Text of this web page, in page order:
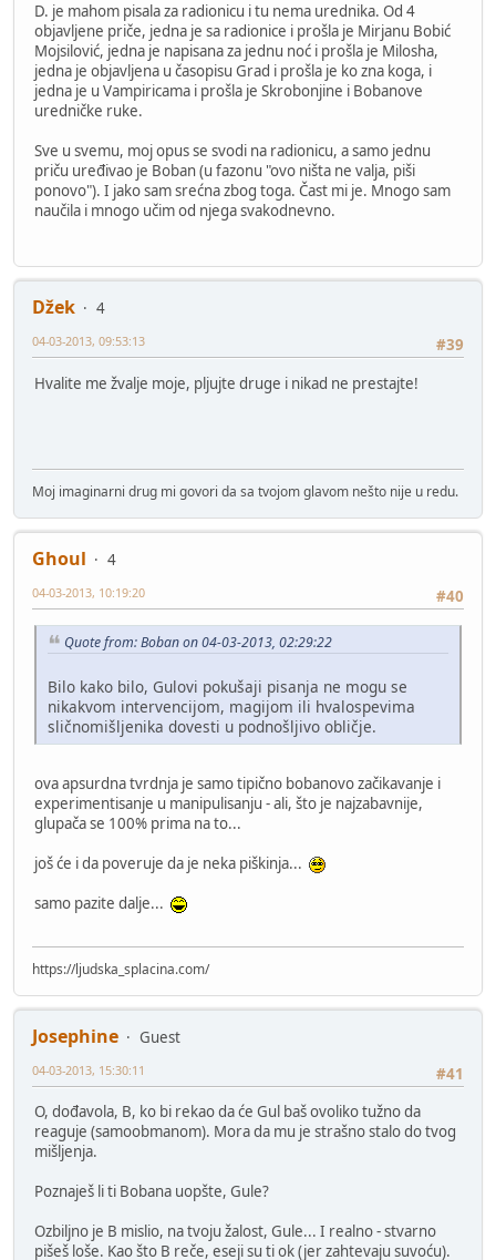
D. je mahom pisala za radionicu i tu nema urednika. Od 4
objavljene priče, jedna je sa radionice i prošla je Mirjanu Bobić
Mojsilović, jedna je napisana za jednu noć i prošla je Milosha,
jedna je objavljena u časopisu Grad i prošla je ko zna koga, i
jedna je u Vampiricama i prošla je Skrobonjine i Bobanove
uredničke ruke.
Sve u svemu, moj opus se svodi na radionicu, a samo jednu
priču uređivao je Boban (u fazonu "ovo ništa ne valja, piši
ponovo"). I jako sam srećna zbog toga. Čast mi je. Mnogo sam
naučila i mnogo učim od njega svakodnevno.
Džek
4
#39
04-03-2013, 09:53:13
Hvalite me žvalje moje, pljujte druge i nikad ne prestajte!
Moj imaginarni drug mi govori da sa tvojom glavom nešto nije u redu.
Ghoul
4
#40
04-03-2013, 10:19:20
Quote from: Boban on 04-03-2013, 02:29:22
Bilo kako bilo, Gulovi pokušaji pisanja ne mogu se
nikakvom intervencijom, magijom ili hvalospevima
sličnomišljenika dovesti u podnošljivo obličje.
ova apsurdna tvrdnja je samo tipično bobanovo začikavanje i
experimentisanje u manipulisanju - ali, što je najzabavnije,
glupača se 100% prima na to...
još će i da poveruje da je neka piškinja...
samo pazite dalje...
https://ljudska_splacina.com/
Josephine
Guest
#41
04-03-2013, 15:30:11
O, dođavola, B, ko bi rekao da će Gul baš ovoliko tužno da
reaguje (samoobmanom). Mora da mu je strašno stalo do tvog
mišljenja.
Poznaješ li ti Bobana uopšte, Gule?
Ozbiljno je B mislio, na tvoju žalost, Gule... I realno - stvarno
pišeš loše. Kao što B reče, eseji su ti ok (jer zahtevaju suvoću).